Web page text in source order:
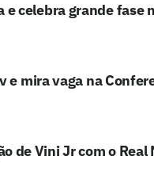
e celebra grande fase
e mira vaga na
de Vini Jr com o Real